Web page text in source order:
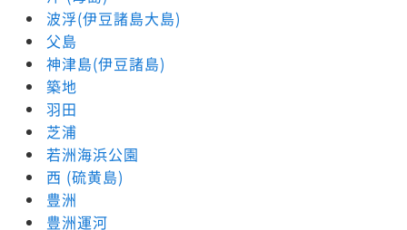
波浮(伊豆諸島大島)
父島
神津島(伊豆諸島)
築地
羽田
芝浦
若洲海浜公園
西 (硫黄島)
豊洲
豊洲運河